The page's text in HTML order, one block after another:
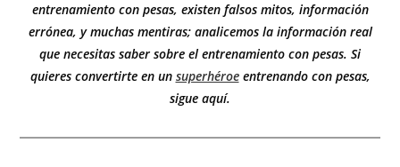
entrenamiento con pesas, existen falsos mitos, información
errónea, y muchas mentiras; analicemos la información real
que necesitas saber sobre el entrenamiento con pesas. Si
quieres convertirte en un superhéroeentrenando con pesas,
sigue aquí.